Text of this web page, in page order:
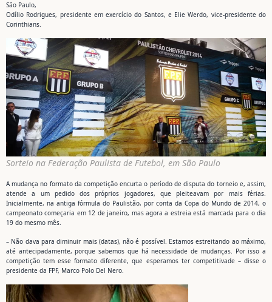
São Paulo,
Odílio Rodrigues, presidente em exercício do Santos, e Elie Werdo, vice-presidente do
Corinthians.
Sorteio na Federação Paulista de Futebol, em São Paulo
A mudança no formato da competição encurta o período de disputa do torneio e, assim,
atende a um pedido dos próprios jogadores, que pleiteavam por mais férias.
Inicialmente, na antiga fórmula do Paulistão, por conta da Copa do Mundo de 2014, o
campeonato começaria em 12 de janeiro, mas agora a estreia está marcada para o dia
19 do mesmo mês.
– Não dava para diminuir mais (datas), não é possível. Estamos estreitando ao máximo,
até antecipadamente, porque sabemos que há necessidade de mudanças. Por isso a
competição tem esse formato diferente, que esperamos ter competitivade – disse o
presidente da FPF, Marco Polo Del Nero.